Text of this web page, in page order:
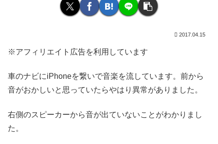
2017.04.15
※アフィリエイト広告を利用しています
車のナビにiPhoneを繋いで音楽を流しています。前から
音がおかしいと思っていたらやはり異常がありました。
右側のスピーカーから音が出ていないことがわかりまし
た。